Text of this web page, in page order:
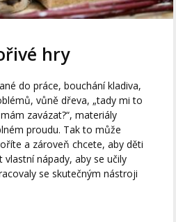
hry
do práce, bouchání kladiva,
vůně dřeva, „tady mi to
zavázat?“, materiály
proudu. Tak to může
a zároveň chcete, aby děti
nápady, aby se učily
se skutečným nástroji